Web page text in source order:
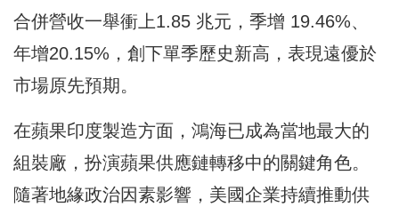
合併營收一舉衝上1.85 兆元，季增 19.46%、
年增20.15%，創下單季歷史新高，表現遠優於
市場原先預期。
在蘋果印度製造方面，鴻海已成為當地最大的
組裝廠，扮演蘋果供應鏈轉移中的關鍵角色。
隨著地緣政治因素影響，美國企業持續推動供